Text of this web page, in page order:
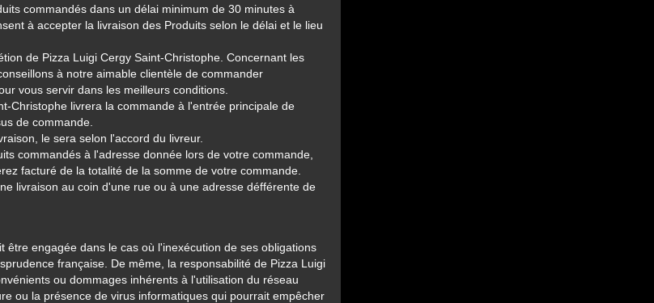
commandés dans un délai minimum de 30 minutes à
à accepter la livraison des Produits selon le délai et le lieu
de Pizza Luigi Cergy Saint-Christophe. Concernant les
à notre aimable clientèle de commander
vous servir dans les meilleurs conditions.
Christophe livrera la commande à l'entrée principale de
de commande.
le sera selon l'accord du livreur.
commandés à l'adresse donnée lors de votre commande,
facturé de la totalité de la somme de votre commande.
livraison au coin d'une rue ou à une adresse défférente de
engagée dans le cas où l'inexécution de ses obligations
française. De même, la responsabilité de Pizza Luigi
ou dommages inhérents à l'utilisation du réseau
ou la présence de virus informatiques qui pourrait empêcher